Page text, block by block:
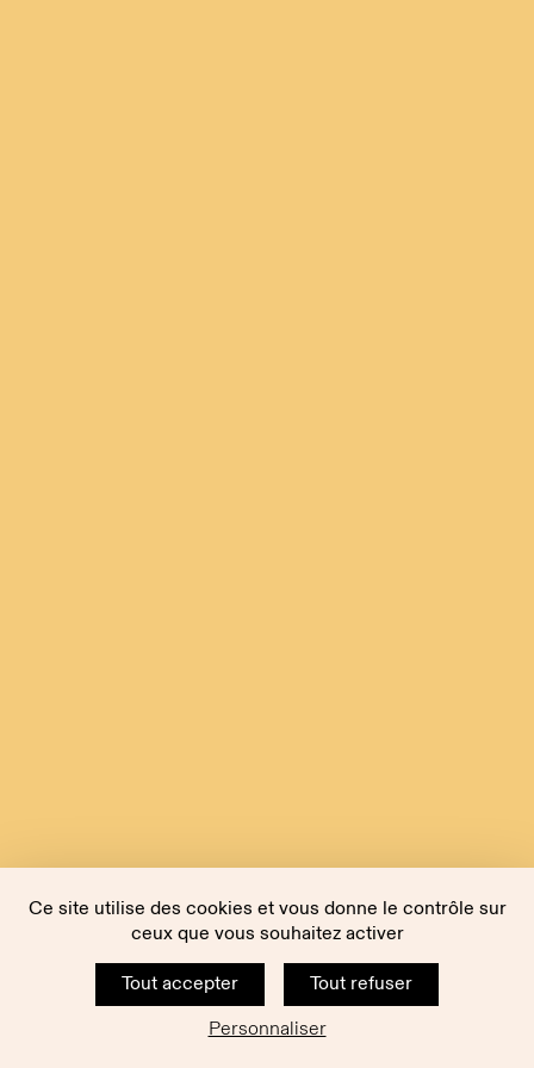
Ce site utilise des cookies et vous donne le contrôle sur
ceux que vous souhaitez activer
Tout accepter
Tout refuser
Personnaliser